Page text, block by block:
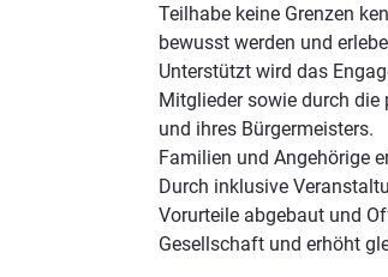
Teilhabe keine Grenzen
bewusst werden und
Unterstützt wird das
Mitglieder sowie durch die
und
Familien und Angehörige
Durch inklusive
Vorurteile abgebaut und
Gesellschaft und erhöht